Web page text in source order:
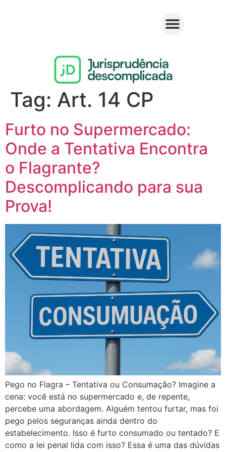
Tag: Art. 14 CP
Furto no Supermercado:
Onde a Tentativa Encontra
o Flagrante?
Descomplicando para sua
Prova!
Pego no Flagra – Tentativa ou Consumação? Imagine a
cena: você está no supermercado e, de repente,
percebe uma abordagem. Alguém tentou furtar, mas foi
pego pelos seguranças ainda dentro do
estabelecimento. Isso é furto consumado ou tentado? E
como a lei penal lida com isso? Essa é uma das dúvidas